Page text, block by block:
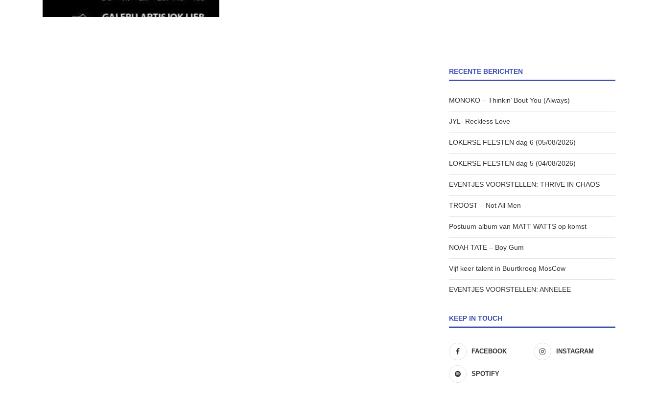
RECENTE BERICHTEN
MONOKO – Thinkin’ Bout You (Always)
JYL- Reckless Love
LOKERSE FEESTEN dag 6 (05/08/2026)
LOKERSE FEESTEN dag 5 (04/08/2026)
EVENTJES VOORSTELLEN: THRIVE IN CHAOS
TROOST – Not All Men
Postuum album van MATT WATTS op komst
NOAH TATE – Boy Gum
Vijf keer talent in Buurtkroeg MosCow
EVENTJES VOORSTELLEN: ANNELEE
KEEP IN TOUCH
FACEBOOK INSTAGRAM
SPOTIFY